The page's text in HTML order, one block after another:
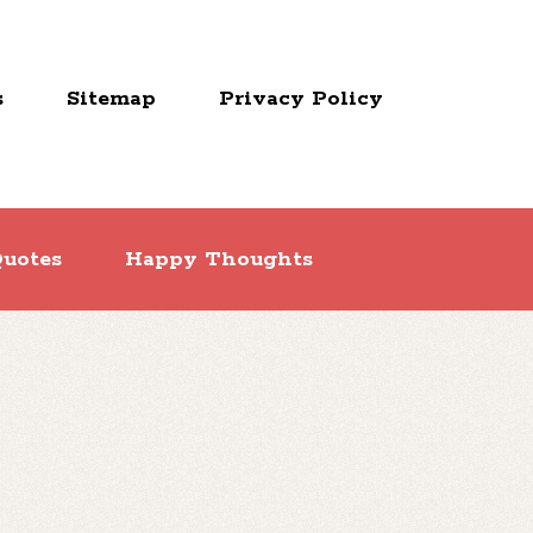
Sitemap Privacy Policy
Happy Thoughts